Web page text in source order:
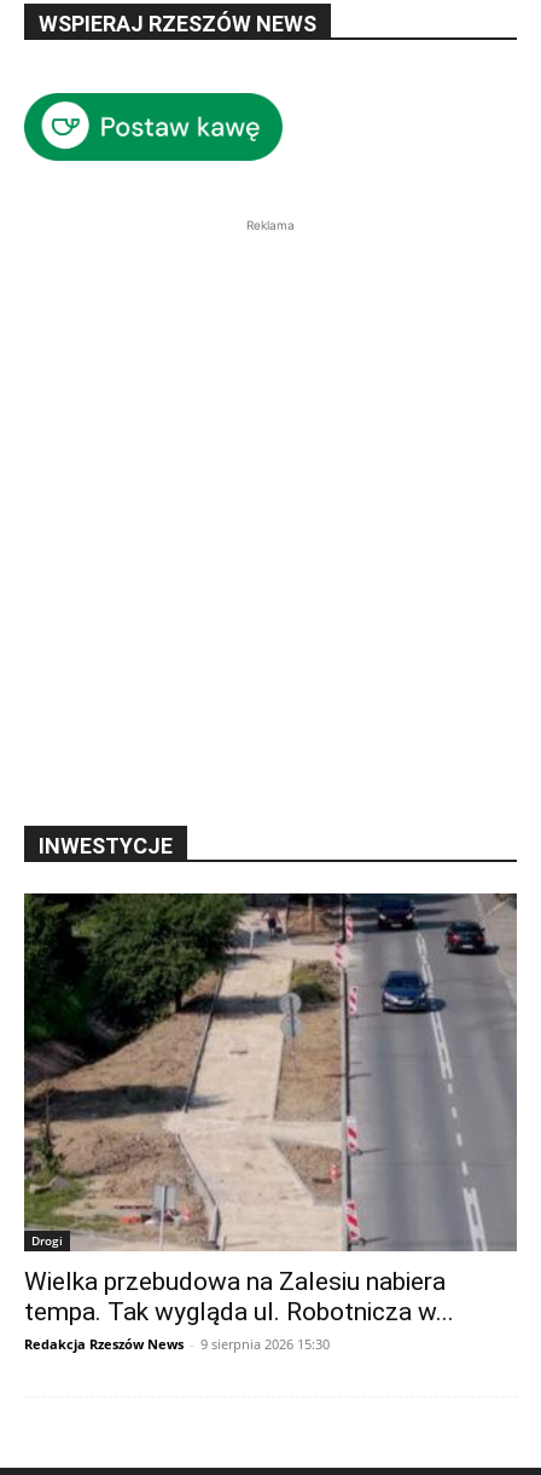
WSPIERAJ RZESZÓW NEWS
Reklama
INWESTYCJE
Drogi
Wielka przebudowa na Zalesiu nabiera
tempa. Tak wygląda ul. Robotnicza w...
Redakcja Rzeszów News - 9 sierpnia 2026 15:30